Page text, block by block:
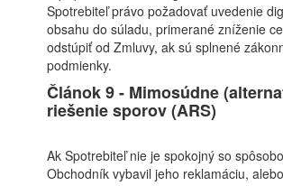
Spotrebiteľ právo požadovať uvedenie
obsahu do súladu, primerané zníženie
odstúpiť od Zmluvy, ak sú splnené
podmienky.
Článok 9 - Mimosúdne
riešenie sporov (ARS)
Ak Spotrebiteľ nie je spokojný so
Obchodník vybavil jeho reklamáciu,